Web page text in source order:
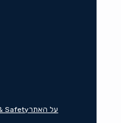
על האתרSafety